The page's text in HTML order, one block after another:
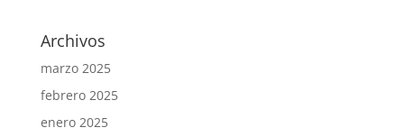
Archivos
marzo 2025
febrero 2025
enero 2025